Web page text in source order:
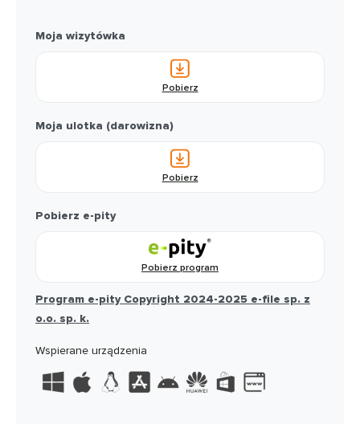
Moja wizytówka
Pobierz
Moja ulotka (darowizna)
Pobierz
Pobierz e-pity
Pobierz program
Program e-pity Copyright 2024-2025 e-file sp. z
o.o. sp. k.
Wspierane urządzenia